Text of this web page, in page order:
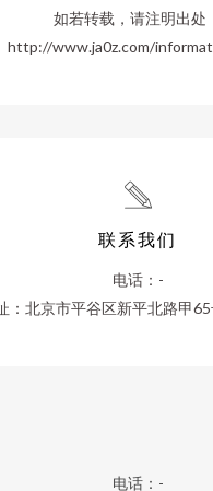
如若转载，请注明出处
http://www.ja0z.com/
联系我们
电话：-
：北京市平谷区新平北路甲
电话：-